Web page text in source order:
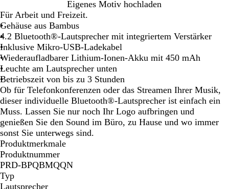
c
h
w
a
r
z
e
i
ß
Eigenes Motiv hochladen
Für Arbeit und Freizeit.
Gehäuse aus Bambus
4.2 Bluetooth®-Lautsprecher mit integriertem Verstärker
Inklusive Mikro-USB-Ladekabel
Wiederaufladbarer Lithium-Ionen-Akku mit 450 mAh
Leuchte am Lautsprecher unten
Betriebszeit von bis zu 3 Stunden
Ob für Telefonkonferenzen oder das Streamen Ihrer Musik,
dieser individuelle Bluetooth®-Lautsprecher ist einfach ein
Muss. Lassen Sie nur noch Ihr Logo aufbringen und
genießen Sie den Sound im Büro, zu Hause und wo immer
sonst Sie unterwegs sind.
Produktmerkmale
Produktnummer
PRD-BPQBMQQN
Typ
Lautsprecher